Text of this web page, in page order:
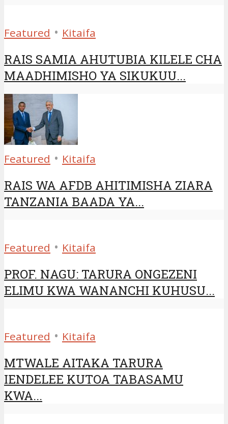
Featured • Kitaifa
RAIS SAMIA AHUTUBIA KILELE CHA
MAADHIMISHO YA SIKUKUU...
Featured • Kitaifa
RAIS WA AFDB AHITIMISHA ZIARA
TANZANIA BAADA YA...
Featured • Kitaifa
PROF. NAGU: TARURA ONGEZENI
ELIMU KWA WANANCHI KUHUSU...
Featured • Kitaifa
MTWALE AITAKA TARURA
IENDELEE KUTOA TABASAMU
KWA...